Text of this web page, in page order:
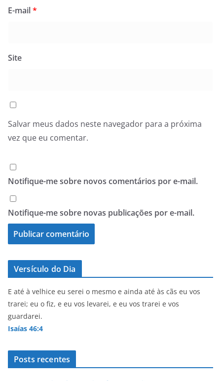
E-mail*
Site
Salvar meus dados neste navegador para a próxima
vez que eu comentar.
Notifique-me sobre novos comentários por e-mail.
Notifique-me sobre novas publicações por e-mail.
Versículo do Dia
E até à velhice eu serei o mesmo e ainda até às cãs eu vos
trarei; eu o fiz, e eu vos levarei, e eu vos trarei e vos
guardarei.
Isaías 46:4
Posts recentes